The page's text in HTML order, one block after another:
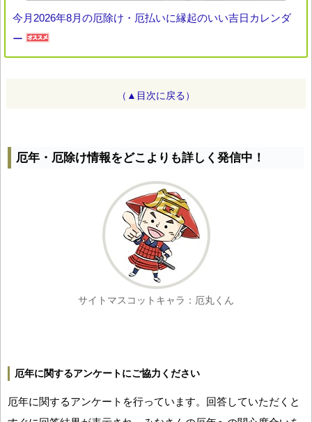
今月2026年8月の厄除け・厄払いに縁起のいい吉日カレンダ
ー
（▲目次に戻る）
厄年・厄除け情報をどこよりも詳しく発信中！
サイトマスコットキャラ：厄丸くん
厄年に関するアンケートにご協力ください
厄年に関するアンケートを行っています。回答していただくと